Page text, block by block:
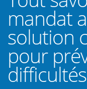
mandat
solution
pour